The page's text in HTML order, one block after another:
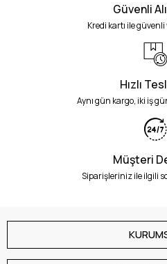
Güvenli
Kredi kartı ile güvenli
Hızlı
Aynı gün kargo, iki iş
Müşteri
Siparişleriniz ile ilgili